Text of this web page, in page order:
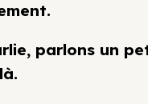
parlons un